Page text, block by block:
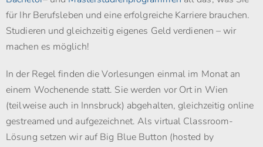
für Ihr Berufsleben und eine erfolgreiche Karriere brauchen.
Studieren und gleichzeitig eigenes Geld verdienen – wir
machen es möglich!
In der Regel finden die Vorlesungen einmal im Monat an
einem Wochenende statt. Sie werden vor Ort in Wien
(teilweise auch in Innsbruck) abgehalten, gleichzeitig online
gestreamed und aufgezeichnet. Als virtual Classroom-
Lösung setzen wir auf Big Blue Button (hosted by